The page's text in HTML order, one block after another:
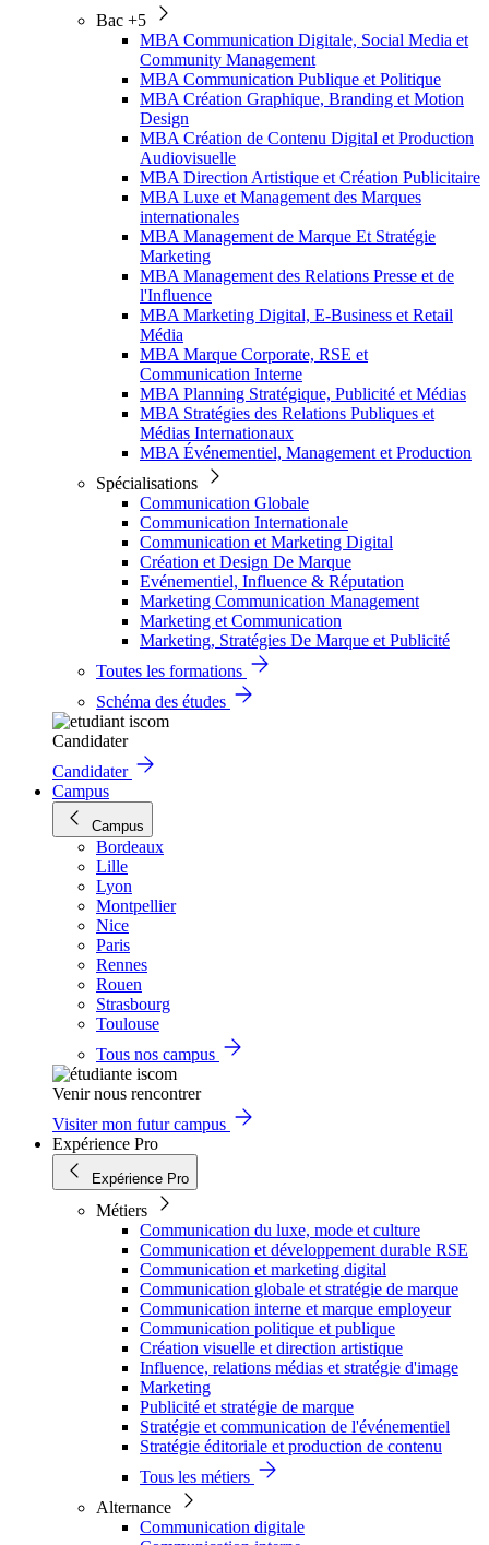
Bac +5
MBA Communication Digitale, Social Media et
Community Management
MBA Communication Publique et Politique
MBA Création Graphique, Branding et Motion
Design
MBA Création de Contenu Digital et Production
Audiovisuelle
MBA Direction Artistique et Création Publicitaire
MBA Luxe et Management des Marques
internationales
MBA Management de Marque Et Stratégie
Marketing
MBA Management des Relations Presse et de
l'Influence
MBA Marketing Digital, E-Business et Retail
Média
MBA Marque Corporate, RSE et
Communication Interne
MBA Planning Stratégique, Publicité et Médias
MBA Stratégies des Relations Publiques et
Médias Internationaux
MBA Événementiel, Management et Production
Spécialisations
Communication Globale
Communication Internationale
Communication et Marketing Digital
Création et Design De Marque
Evénementiel, Influence & Réputation
Marketing Communication Management
Marketing et Communication
Marketing, Stratégies De Marque et Publicité
Toutes les formations
Schéma des études
Candidater
Candidater
Campus
Campus
Bordeaux
Lille
Lyon
Montpellier
Nice
Paris
Rennes
Rouen
Strasbourg
Toulouse
Tous nos campus
Venir nous rencontrer
Visiter mon futur campus
Expérience Pro
Expérience Pro
Métiers
Communication du luxe, mode et culture
Communication et développement durable RSE
Communication et marketing digital
Communication globale et stratégie de marque
Communication interne et marque employeur
Communication politique et publique
Création visuelle et direction artistique
Influence, relations médias et stratégie d'image
Marketing
Publicité et stratégie de marque
Stratégie et communication de l'événementiel
Stratégie éditoriale et production de contenu
Tous les métiers
Alternance
Communication digitale